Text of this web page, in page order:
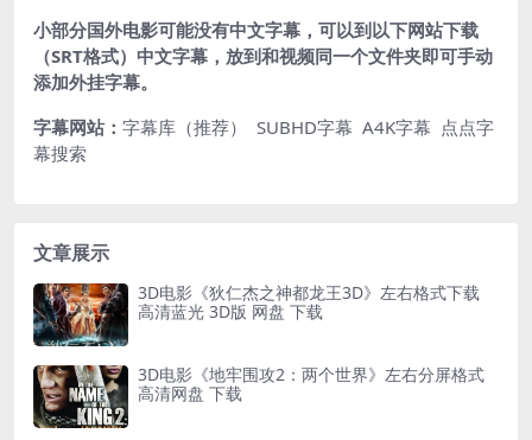
小部分国外电影可能没有中文字幕，可以到以下网站下载
（SRT格式）中文字幕，放到和视频同一个文件夹即可手动
添加外挂字幕。
字幕网站： 字幕库（推荐） SUBHD字幕 A4K字幕 点点字
幕搜索
文章展示
3D电影《狄仁杰之神都龙王3D》左右格式下载
高清蓝光 3D版 网盘 下载
3D电影《地牢围攻2：两个世界》左右分屏格式
高清网盘 下载